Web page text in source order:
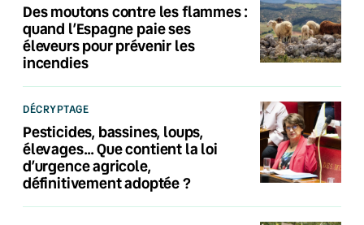
Des moutons contre les flammes :
quand l’Espagne paie ses
éleveurs pour prévenir les
incendies
DÉCRYPTAGE
Pesticides, bassines, loups,
élevages… Que contient la loi
d’urgence agricole,
définitivement adoptée ?